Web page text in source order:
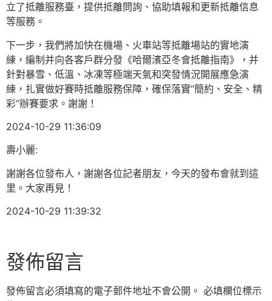
立了抵離服務臺，提供抵離問詢、協助填報和更新抵離信息
等服務。
下一步，我們將加快在機場、火車站等抵離場站的實地演
練，編制并向各客戶群分發《哈爾濱亞冬會抵離指南》，并
針對暴雪、低溫、冰凍等極端天氣和突發情況開展應急演
練，扎實做好賽時抵離服務保障，確保落實“簡約、安全、精
彩”辦賽要求。謝謝！
2024-10-29 11:36:09
壽小麗:
謝謝各位發布人，謝謝各位記者朋友，今天的發布會就到這
里。大家再見！
2024-10-29 11:39:32
發佈留言
發佈留言必須填寫的電子郵件地址不會公開。 必填欄位標示